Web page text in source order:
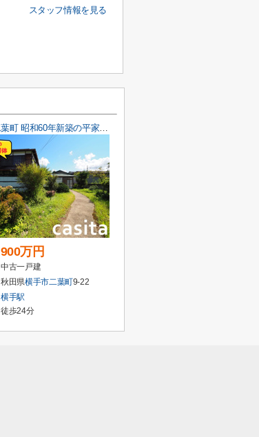
スタッフ情報を見る
900万円
中古一戸建
秋田県横手市二葉町9-22
横手駅
徒歩24分